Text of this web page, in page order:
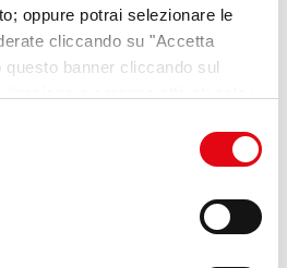
oppure potrai selezionare le
cliccando su "Accetta
questo banner cliccando sul
in ogni momento mediante il
a fine pagina. Per ulteriori
Cookie
di lavoro
manutentori
esperienza